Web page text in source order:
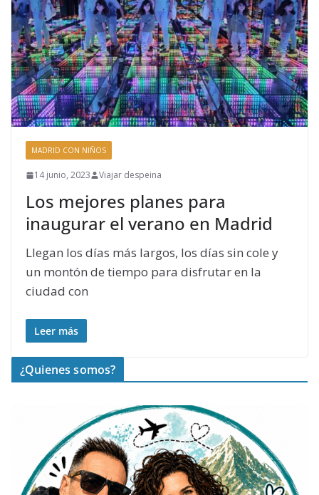
MADRID CON NIÑOS
14 junio, 2023 Viajar despeina
Los mejores planes para
inaugurar el verano en Madrid
Llegan los días más largos, los días sin cole y
un montón de tiempo para disfrutar en la
ciudad con
Leer más
¿Quienes somos?